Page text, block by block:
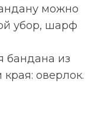
можно
убор, шарф
бандана из
края: оверлок.